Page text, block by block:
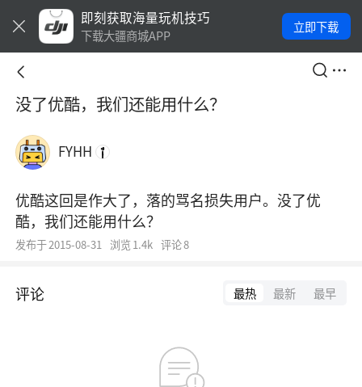
即刻获取海量玩机技巧
下载大疆商城APP
立即下载
没了优酷，我们还能用什么？
FYHH
优酷这回是作大了，落的骂名损失用户。没了优
酷，我们还能用什么？
发布于2015-08-31 浏览 1.4k 评论8
评论 最热 最新 最早